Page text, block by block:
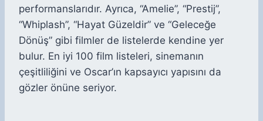
performanslarıdır. Ayrıca, “Amelie”, “Prestij”,
“Whiplash”, “Hayat Güzeldir” ve “Geleceğe
Dönüş” gibi filmler de listelerde kendine yer
bulur. En iyi 100 film listeleri, sinemanın
çeşitliliğini ve Oscar’ın kapsayıcı yapısını da
gözler önüne seriyor.